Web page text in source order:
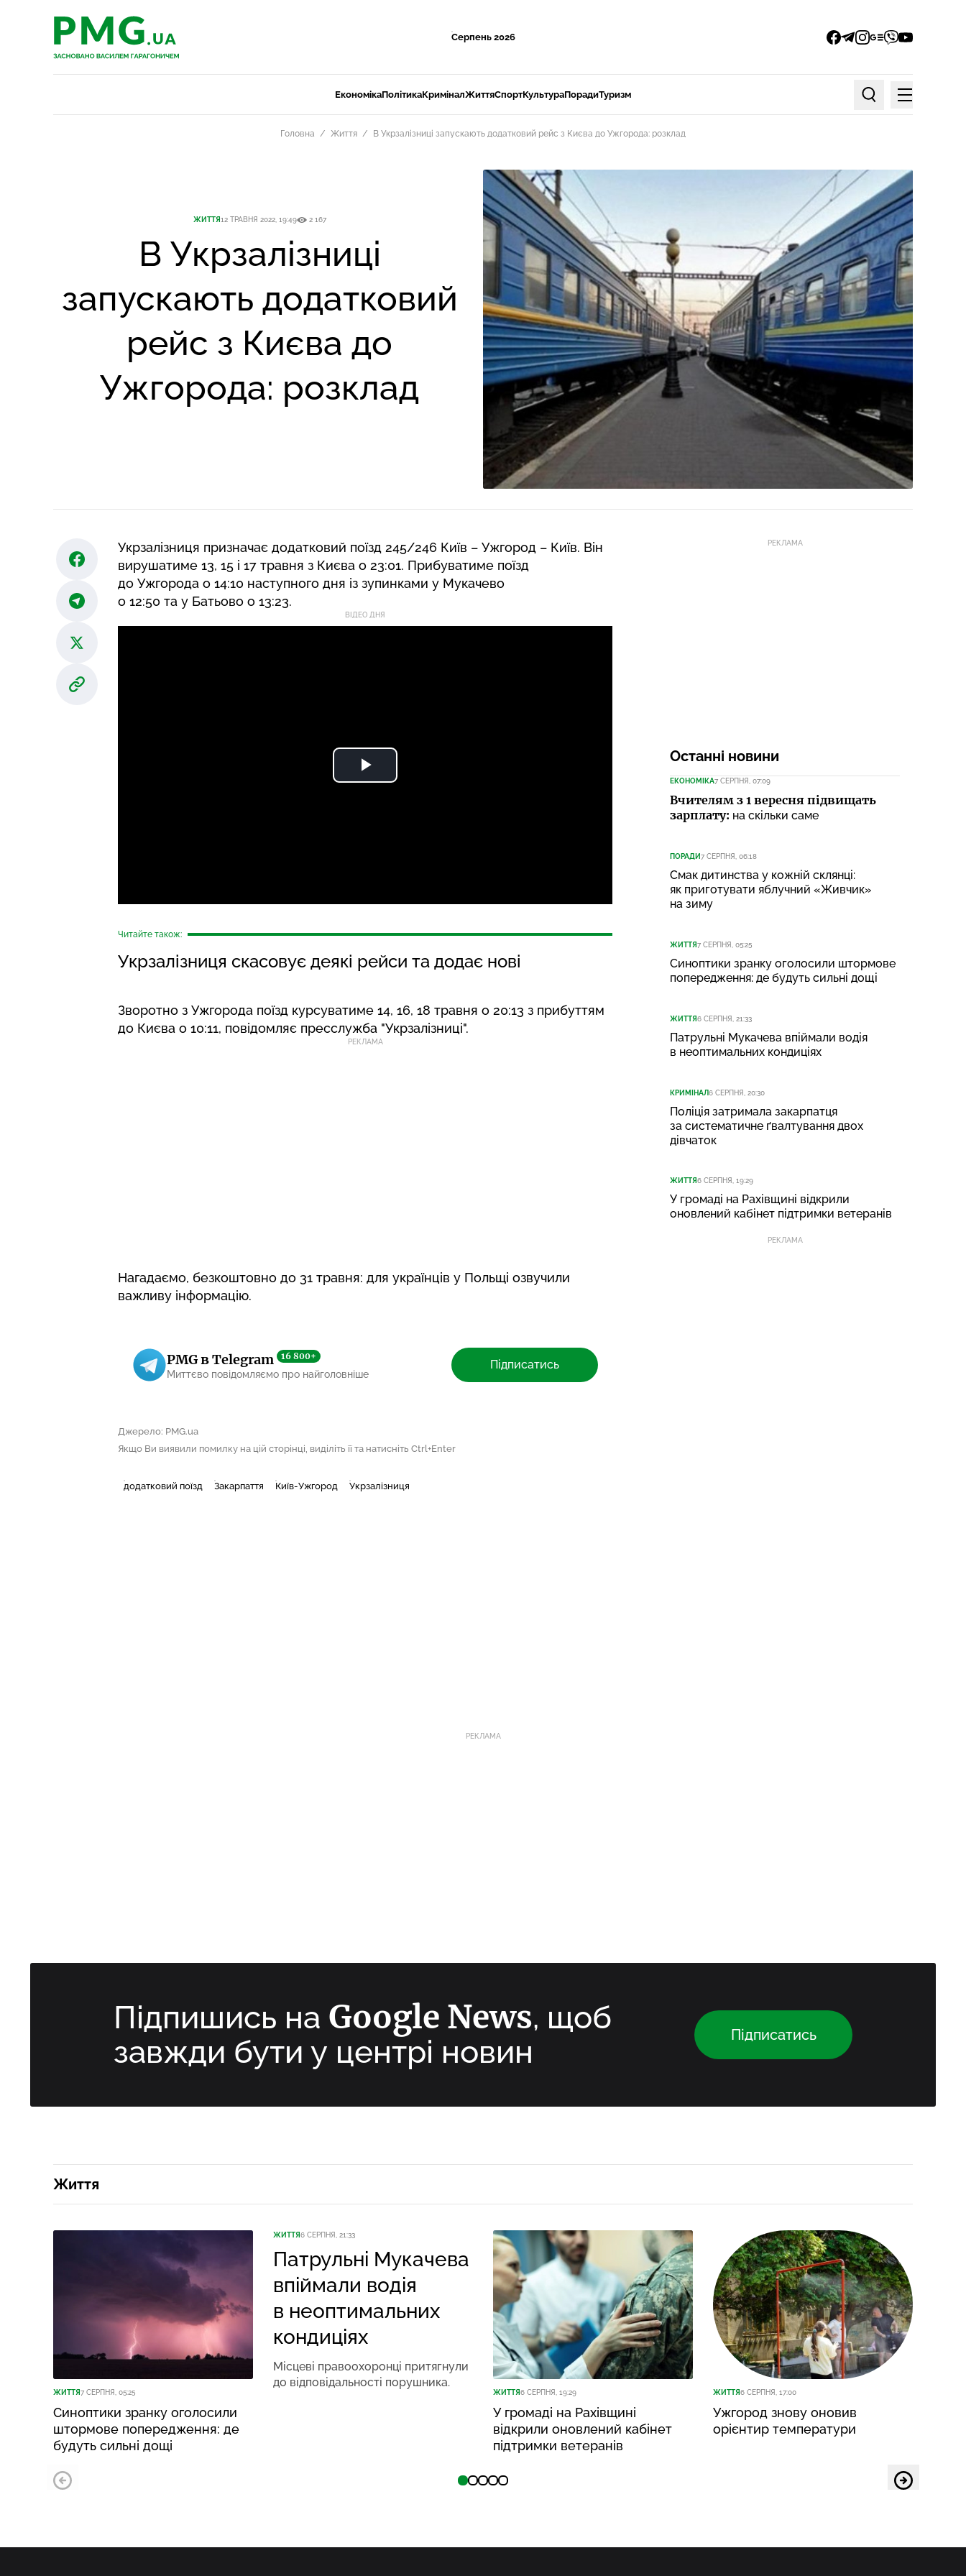
PMG.ua
Серпень 2026
facebook
telegram
instagram
google_news
viberyoutube
PMG.ua
ЕкономікаПолітикаКриміналЖиттяСпортКультураПорадиТуризм
Пошук по статтях
Меню
Головна Життя В Укрзалізниці запускають додатковий рейс з Києва до Ужгорода: розклад
ЖИТТЯ12 ТРАВНЯ 2022, 19:49 2 167
В Укрзалізниці
запускають додатковий
рейс з Києва до
Ужгорода: розклад
Укрзалізниця призначає додатковий поїзд 245/246 Київ – Ужгород – Київ. Він
вирушатиме 13, 15 і 17 травня з Києва о 23:01. Прибуватиме поїзд
до Ужгорода о 14:10 наступного дня із зупинками у Мукачево
о 12:50 та у Батьово о 13:23.
ВІДЕО ДНЯ
Читайте також:
Укрзалізниця скасовує деякі рейси та додає нові
Зворотно з Ужгорода поїзд курсуватиме 14, 16, 18 травня о 20:13 з прибуттям
до Києва о 10:11, повідомляє пресслужба "Укрзалізниці".
РЕКЛАМА
Нагадаємо, безкоштовно до 31 травня: для українців у Польщі озвучили
важливу інформацію.
PMG в Telegram 16 800+
Миттєво повідомляємо про найголовніше
Підписатись
Джерело: PMG.ua
Якщо Ви виявили помилку на цій сторінці, виділіть її та натисніть Ctrl+Enter
додатковий поїзд Закарпаття Київ-Ужгород Укрзалізниця
РЕКЛАМА
Останні новини
ЕКОНОМІКА7 СЕРПНЯ, 07:09
Вчителям з 1 вересня підвищать
зарплату: на скільки саме
ПОРАДИ7 СЕРПНЯ, 06:18
Смак дитинства у кожній склянці:
як приготувати яблучний «Живчик»
на зиму
ЖИТТЯ7 СЕРПНЯ, 05:25
Синоптики зранку оголосили штормове
попередження: де будуть сильні дощі
ЖИТТЯ6 СЕРПНЯ, 21:33
Патрульні Мукачева впіймали водія
в неоптимальних кондиціях
КРИМІНАЛ6 СЕРПНЯ, 20:30
Поліція затримала закарпатця
за систематичне ґвалтування двох
дівчаток
ЖИТТЯ6 СЕРПНЯ, 19:29
У громаді на Рахівщині відкрили
оновлений кабінет підтримки ветеранів
РЕКЛАМА
РЕКЛАМА
Підпишись на Google News, щоб
завжди бути у центрі новин
Підписатись
Життя
ЖИТТЯ7 СЕРПНЯ, 05:25
Синоптики зранку оголосили
штормове попередження: де
будуть сильні дощі
ЖИТТЯ6 СЕРПНЯ, 21:33
Патрульні Мукачева
впіймали водія
в неоптимальних
кондиціях
Місцеві правоохоронці притягнули
до відповідальності порушника.
ЖИТТЯ6 СЕРПНЯ, 19:29
У громаді на Рахівщині
відкрили оновлений кабінет
підтримки ветеранів
ЖИТТЯ6 СЕРПНЯ, 17:00
Ужгород знову оновив
орієнтир температури